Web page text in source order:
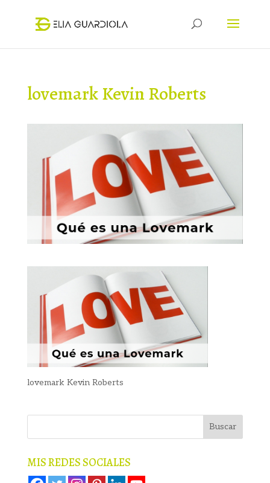
lovemark Kevin Roberts
lovemark Kevin Roberts
MIS REDES SOCIALES